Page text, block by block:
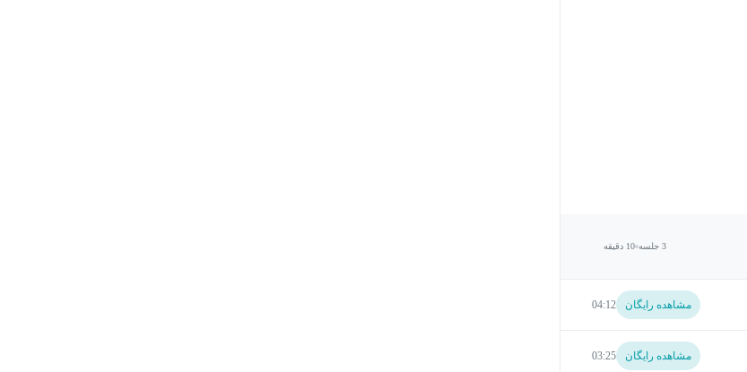
3 جلسه 10 دقیقه
مشاهده رایگان 04:12
مشاهده رایگان 03:25